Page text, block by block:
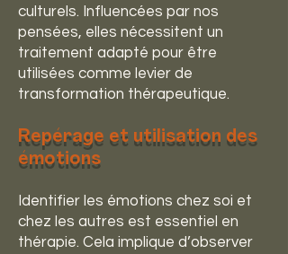
culturels. Influencées par nos
pensées, elles nécessitent un
traitement adapté pour être
utilisées comme levier de
transformation thérapeutique.
Repérage et utilisation des
émotions
Identifier les émotions chez soi et
chez les autres est essentiel en
thérapie. Cela implique d’observer